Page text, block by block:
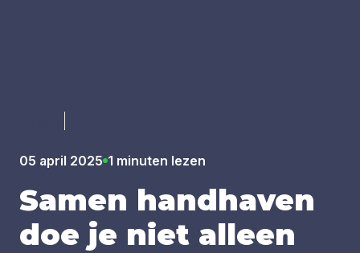
05 april 2025 1 minuten lezen
Samen hand­ha­ven
doe je niet alleen